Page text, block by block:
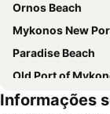
Ornos Beach
Mykonos New
Paradise Beach
Old Port of
Glyfada
Informações